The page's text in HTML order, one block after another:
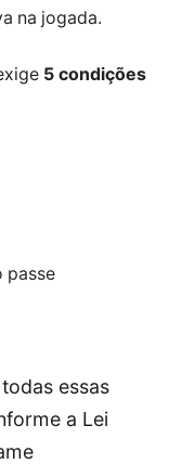
na jogada.
5 condições
passe
essas
a Lei